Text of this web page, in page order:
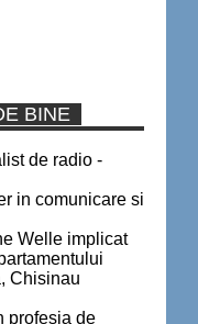
BINE
de radio -
in comunicare si
Welle implicat
Chisinau
profesia de